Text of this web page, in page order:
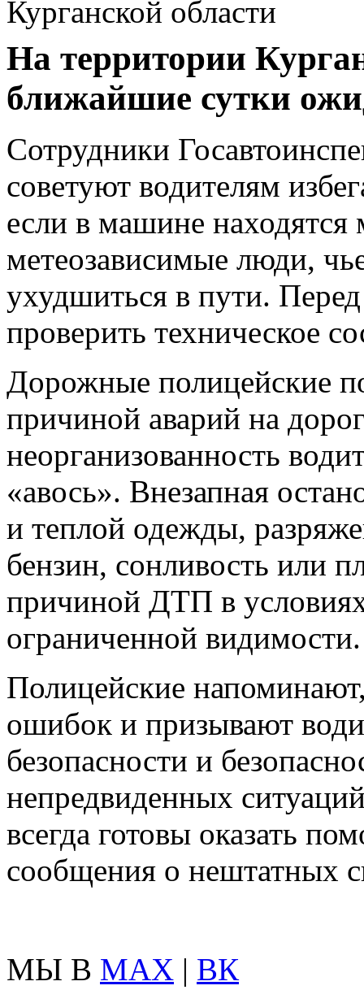
Курганской области
На территории
ближайшие сутки
Сотрудники
советуют водителям
если в машине находятся
метеозависимые люди,
ухудшиться в пути.
проверить техническое
Дорожные полицейские
причиной аварий на
неорганизованность
«авось». Внезапная
и теплой одежды,
бензин, сонливость или
причиной ДТП в
ограниченной видимости.
Полицейские
ошибок и призывают
безопасности и
непредвиденных
всегда готовы оказать
сообщения о нештатных
МЫ В MAX | ВК